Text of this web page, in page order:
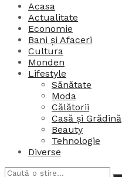
Acasa
Actualitate
Economie
Bani și Afaceri
Cultura
Monden
Lifestyle
Sănătate
Moda
Călătorii
Casă și Grădină
Beauty
Tehnologie
Diverse